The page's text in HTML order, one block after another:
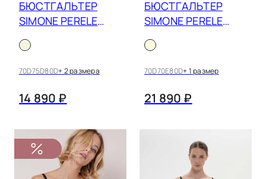
БЮСТГАЛЬТЕР
SIMONE PERELE
PLUME 1G4324
70D75D80D+ 2 размера
14 890 ₽
БЮСТГАЛЬТЕР
SIMONE PERELE
RADIEUSE 1H1306
70D70E80D+ 1 размер
21 890 ₽
синий
телесный
терракотовый
фиолетовый